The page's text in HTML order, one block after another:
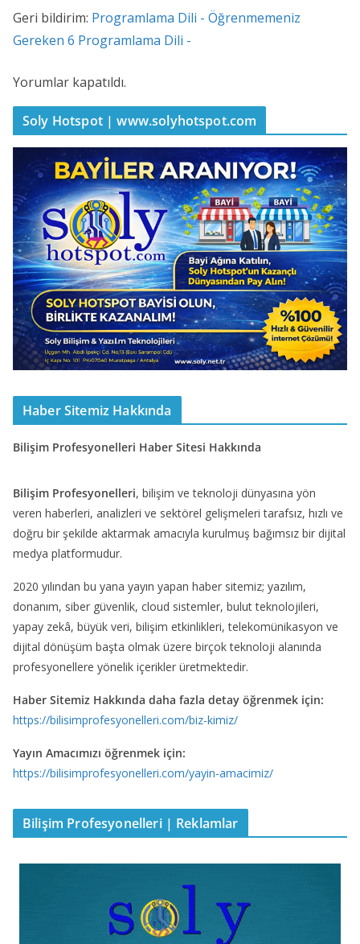
Geri bildirim: Programlama Dili - Öğrenmemeniz
Gereken 6 Programlama Dili -
Yorumlar kapatıldı.
Soly Hotspot | www.solyhotspot.com
Haber Sitemiz Hakkında
Bilişim Profesyonelleri Haber Sitesi Hakkında
Bilişim Profesyonelleri, bilişim ve teknoloji dünyasına yön
veren haberleri, analizleri ve sektörel gelişmeleri tarafsız, hızlı ve
doğru bir şekilde aktarmak amacıyla kurulmuş bağımsız bir dijital
medya platformudur.
2020 yılından bu yana yayın yapan haber sitemiz; yazılım,
donanım, siber güvenlik, cloud sistemler, bulut teknolojileri,
yapay zekâ, büyük veri, bilişim etkinlikleri, telekomünikasyon ve
dijital dönüşüm başta olmak üzere birçok teknoloji alanında
profesyonellere yönelik içerikler üretmektedir.
Haber Sitemiz Hakkında daha fazla detay öğrenmek için:
https://bilisimprofesyonelleri.com/biz-kimiz/
Yayın Amacımızı öğrenmek için:
https://bilisimprofesyonelleri.com/yayin-amacimiz/
Bilişim Profesyonelleri | Reklamlar